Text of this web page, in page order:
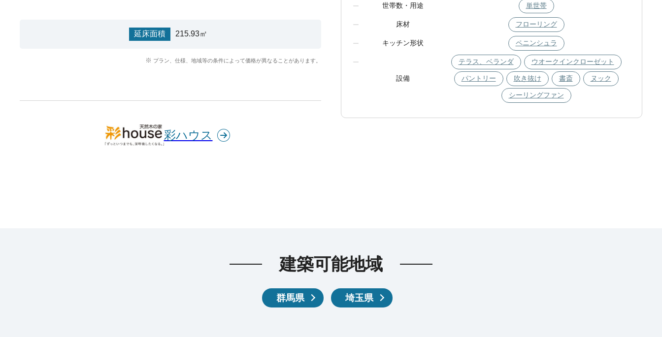
延床面積 215.93㎡
プラン、仕様、地域等の条件によって価格が異なることがあります。
彩ハウス
世帯数・用途 単世帯
床材 フローリング
キッチン形状 ペニンシュラ
設備
テラス、ベランダ ウオークインクローゼット
パントリー 吹き抜け 書斎 ヌック
シーリングファン
建築可能地域
群馬県 埼玉県